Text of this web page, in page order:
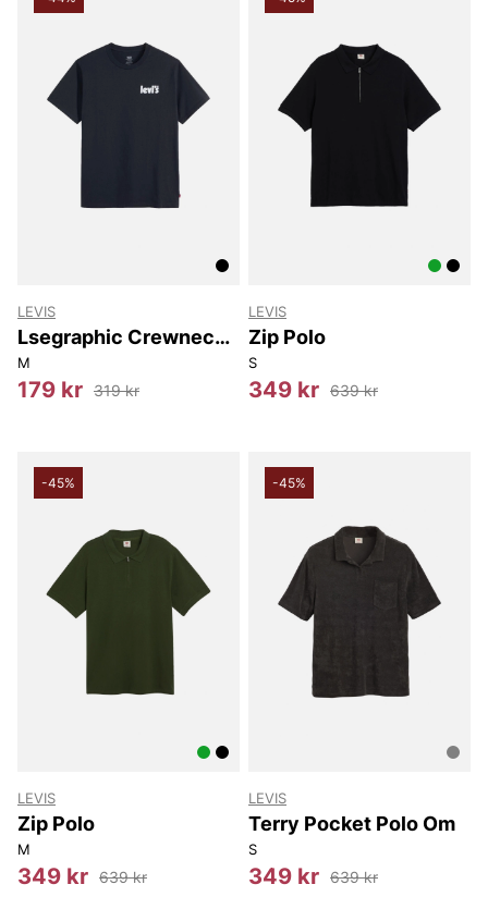
LEVIS
Lsegraphic Crewneck
Te
M
179 kr 319 kr
LEVIS
Zip Polo
S
349 kr 639 kr
-45%
LEVIS
Zip Polo
M
349 kr 639 kr
-45%
LEVIS
Terry Pocket Polo Om
S
349 kr 639 kr